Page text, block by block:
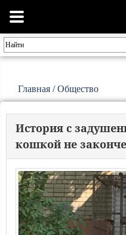
Главная /Общество
История с
кошкой не